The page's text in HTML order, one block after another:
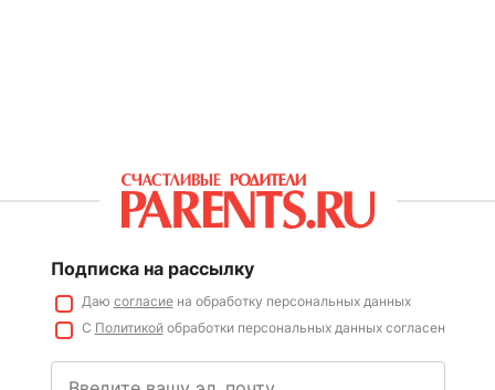
Подписка на рассылку
Даю согласиена обработку персональных данных
С Политикойобработки персональных данных согласен